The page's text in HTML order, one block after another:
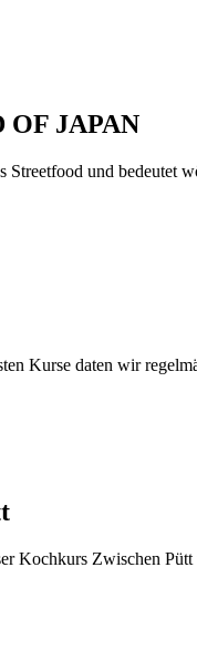
OF JAPAN
Streetfood und bedeutet
Kurse daten wir
Kochkurs Zwischen